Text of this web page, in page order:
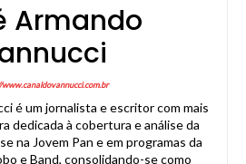
Armando
www.canaldovannucci.com.br
é um jornalista e escritor com mais
dedicada à cobertura e análise da
na Jovem Pan e em programas da
e Band, consolidando-se como